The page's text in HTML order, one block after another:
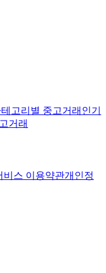
고리별 중고거래 인기
거래
비스 이용약관개인정